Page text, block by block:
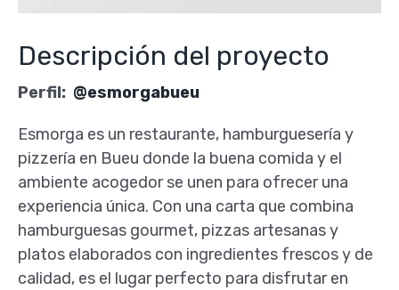
Descripción del proyecto
Perfil: @esmorgabueu
Esmorga es un restaurante, hamburguesería y
pizzería en Bueu donde la buena comida y el
ambiente acogedor se unen para ofrecer una
experiencia única. Con una carta que combina
hamburguesas gourmet, pizzas artesanas y
platos elaborados con ingredientes frescos y de
calidad, es el lugar perfecto para disfrutar en